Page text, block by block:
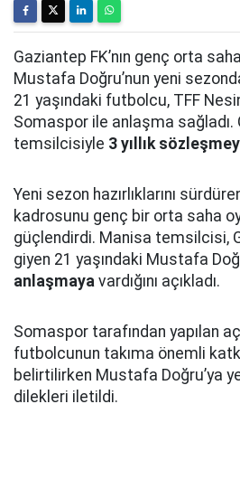
Gaziantep FK’nın genç orta
Mustafa Doğru’nun yeni
21 yaşındaki futbolcu, TFF
Somaspor ile anlaşma sağladı.
temsilcisiyle 3 yıllık
Yeni sezon hazırlıklarını
kadrosunu genç bir orta saha
güçlendirdi. Manisa temsilcisi,
giyen 21 yaşındaki Mustafa
anlaşmaya vardığını açıkladı.
Somaspor tarafından yapılan
futbolcunun takıma önemli
belirtilirken Mustafa Doğru’ya
dilekleri iletildi.